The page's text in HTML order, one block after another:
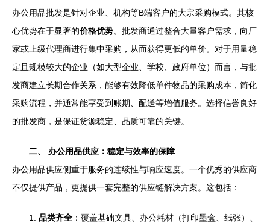
办公用品批发是针对企业、机构等B端客户的大宗采购模式。其核
心优势在于显著的价格优势。批发商通过整合大量客户需求，向厂
家或上级代理商进行集中采购，从而获得更低的单价。对于用量稳
定且规模较大的企业（如大型企业、学校、政府单位）而言，与批
发商建立长期合作关系，能够有效降低单件物品的采购成本，简化
采购流程，并通常能享受到账期、配送等增值服务。选择信誉良好
的批发商，是保证货源稳定、品质可靠的关键。
二、 办公用品供应：稳定与效率的保障
办公用品供应侧重于服务的连续性与响应速度。一个优秀的供应商
不仅提供产品，更提供一套完整的供应链解决方案。这包括：
1. 品类齐全 ：覆盖基础文具、办公耗材（打印墨盒、纸张）、